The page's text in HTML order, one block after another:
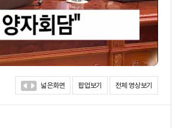
넓은화면 팝업보기 전체 영상보기